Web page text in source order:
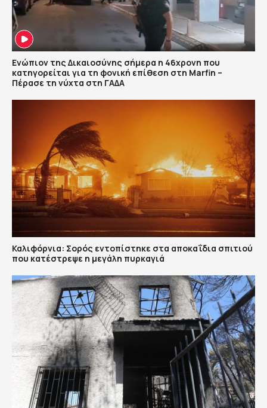
Ενώπιον της Δικαιοσύνης σήμερα η 46χρονη που
κατηγορείται για τη φονική επίθεση στη Marfin –
Πέρασε τη νύχτα στη ΓΑΔΑ
Καλιφόρνια: Σορός εντοπίστηκε στα αποκαΐδια σπιτιού
που κατέστρεψε η μεγάλη πυρκαγιά